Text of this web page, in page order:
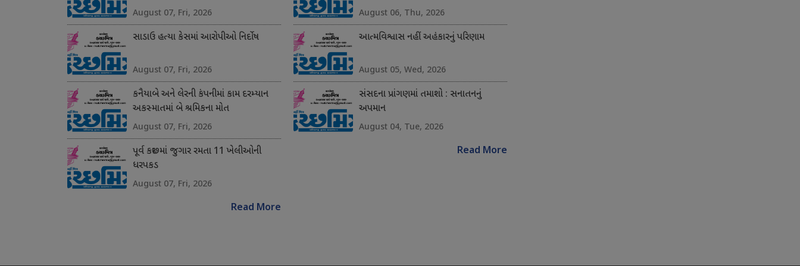
August 07, Fri, 2026
સાડાઉ હત્યા કેસમાં આરોપીઓ નિર્દોષ
August 07, Fri, 2026
કનૈયાબે અને લેરની કંપનીમાં કામ દરમ્યાન
અકસ્માતમાં બે શ્રમિકના મોત
August 07, Fri, 2026
પૂર્વ કચ્છમાં જુગાર રમતા 11 ખેલીઓની
ધરપકડ
August 07, Fri, 2026
Read More
August 06, Thu, 2026
આત્મવિશ્વાસ નહીં અહંકારનું પરિણામ
August 05, Wed, 2026
સંસદના પ્રાંગણમાં તમાશો : સનાતનનું
અપમાન
August 04, Tue, 2026
Read More